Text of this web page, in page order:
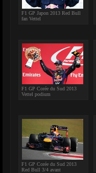
F1 GP Japon 2013 Red Bull
fan Vettel
F1 GP Corée du Sud 2013
Vettel podium
F1 GP Corée du Sud 2013
Red Bull 3/4 avant